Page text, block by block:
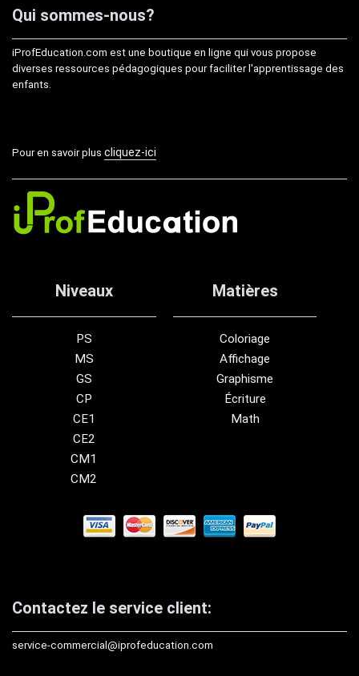
Qui sommes-nous?
iProfEducation.com est une boutique en ligne qui vous propose
diverses ressources pédagogiques pour faciliter l'apprentissage des
enfants.
Pour en savoir plus cliquez-ici
Niveaux
PS
MS
GS
CP
CE1
CE2
CM1
CM2
Matières
Coloriage
Affichage
Graphisme
Écriture
Math
Contactez le service client:
service-commercial@iprofeducation.com